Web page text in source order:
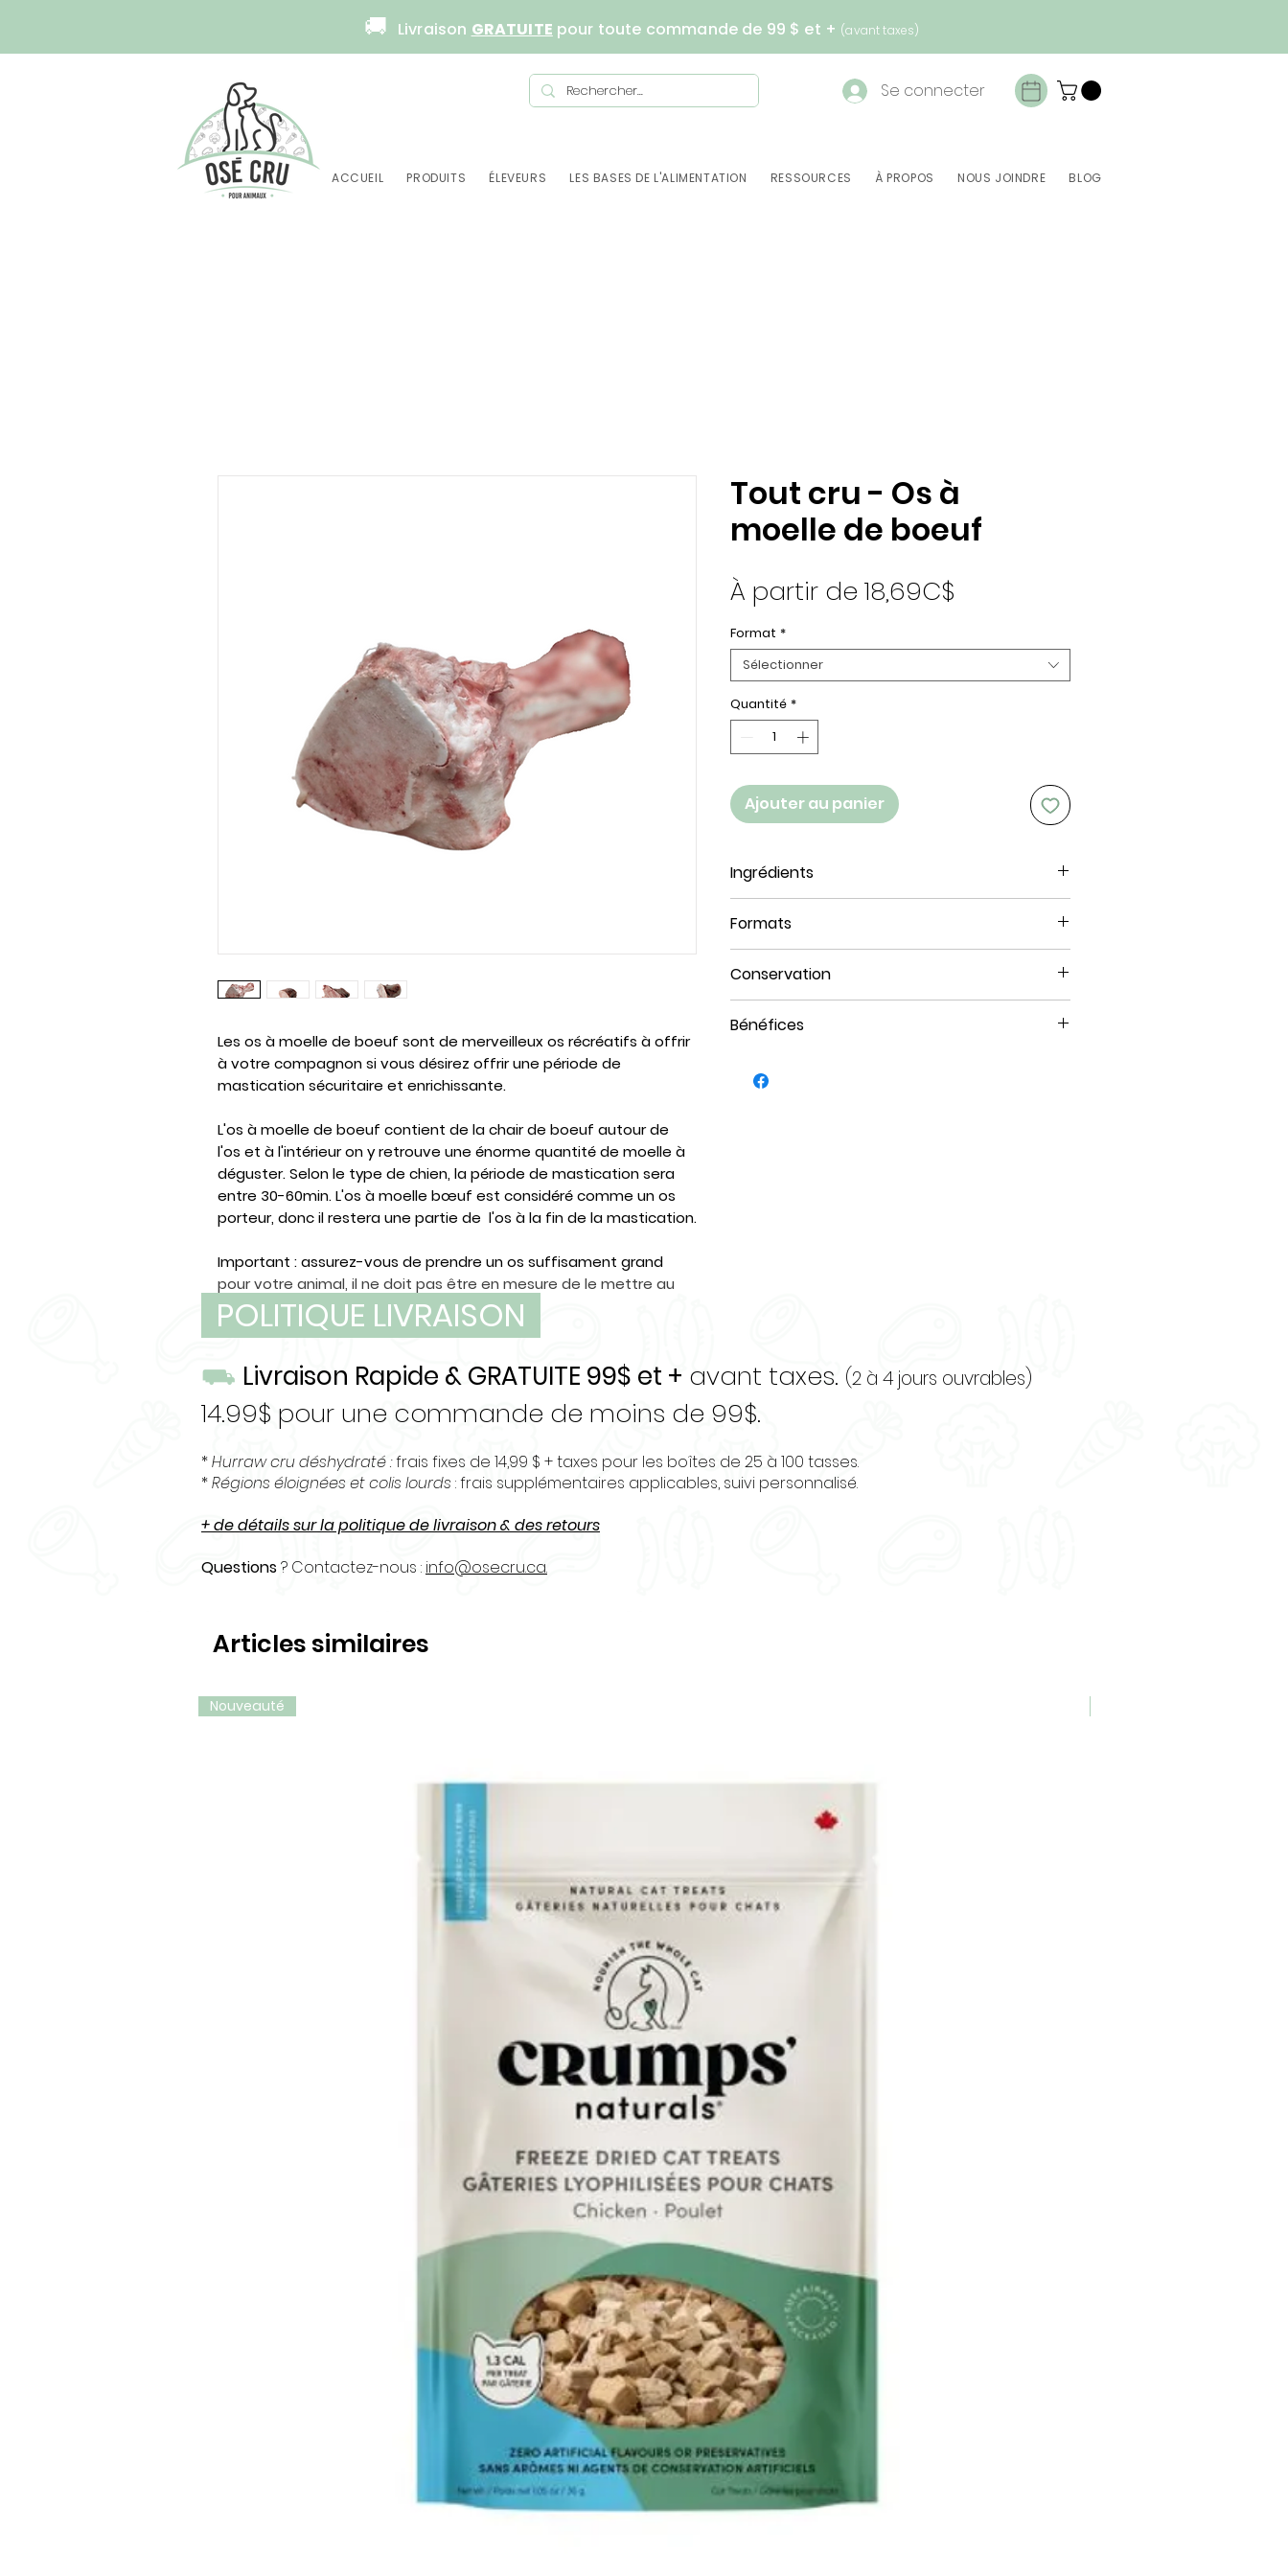
🚚 Livraison GRATUITE pour toute commande de 99 $ et + (avant taxes)
Se connecter
ACCUEIL PRODUITS ÉLEVEURS LES BASES DE L'ALIMENTATION RESSOURCES À PROPOS NOUS JOINDRE BLOG
Les os à moelle de boeuf sont de merveilleux os récréatifs à offrir
à votre compagnon si vous désirez offrir une période de
mastication sécuritaire et enrichissante.
L'os à moelle de boeuf contient de la chair de boeuf autour de
l'os et à l'intérieur on y retrouve une énorme quantité de moelle à
déguster. Selon le type de chien, la période de mastication sera
entre 30-60min. L'os à moelle bœuf est considéré comme un os
porteur, donc il restera une partie de l'os à la fin de la mastication.
Important : assurez-vous de prendre un os suffisament grand
pour votre animal, il ne doit pas être en mesure de le mettre au
complet dans sa geule.
Tout cru - Os à
moelle de boeuf
À partir de 18,69C$
Format *
Sélectionner
Quantité *
Ajouter au panier
Ingrédients
Formats
sac
Moyen (Chiens de 20 à 50 lbs) 6 unités \ sac
Gros (Chiens de 50 à 100 lbs) 4 unités \ sac
Conservation
Bénéfices
plusieurs aspects du chien.
POLITIQUE LIVRAISON
⛟ Livraison Rapide & GRATUITE 99$ et + avant taxes. (2 à 4 jours ouvrables)
14.99$ pour une commande de moins de 99$.
*Hurraw cru déshydraté :frais fixes de 14,99 $ + taxes pour les boîtes de 25 à 100 tasses.
*Régions éloignées et colis lourds : frais supplémentaires applicables, suivi personnalisé.
+ de détails sur la politique de livraison & des retours
Questions? Contactez-nous : info@osecru.ca.
Articles similaires
Nouveauté